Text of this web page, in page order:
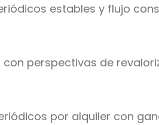
estables y flujo
perspectivas de
por alquiler con